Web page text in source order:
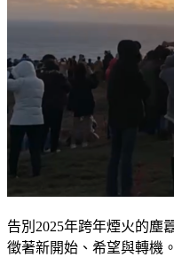
告別2025年跨年煙火的塵
徵著新開始、希望與轉機